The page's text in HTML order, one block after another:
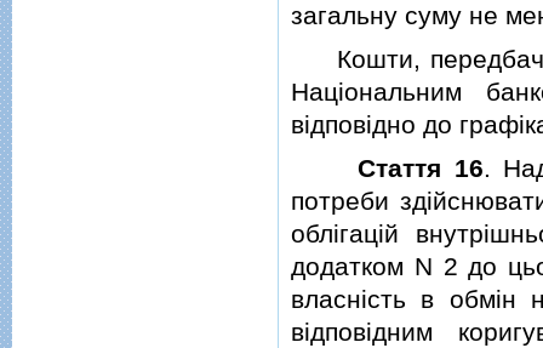
загальну суму не
Кошти,
Нацiональним
вiдповiдно до
Стаття 16.
потреби
облiгацiй
додатком N 2 до
власнiсть в обмiн
вiдповiдним